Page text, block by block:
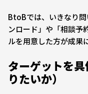
BtoBでは、いきなり
ンロード」や「相談予
ルを用意した方が成果
ターゲットを
りたいか）